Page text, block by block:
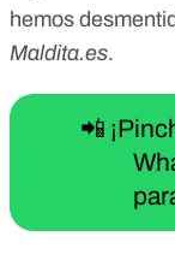
hemos
Maldita.es.
📲